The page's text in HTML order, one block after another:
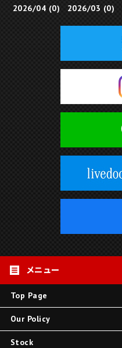
2026/04 (0)
2026/03 (0)
Top Page
Our Policy
Stock